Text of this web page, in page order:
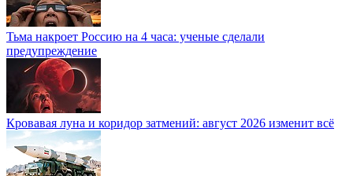
Тьма накроет Россию на 4 часа: ученые сделали
предупреждение
Кровавая луна и коридор затмений: август 2026 изменит всё